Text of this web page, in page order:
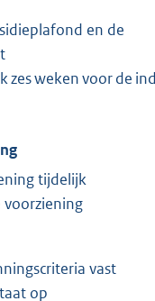
en de
zes weken voor de
tijdelijk
voorziening
vast
op